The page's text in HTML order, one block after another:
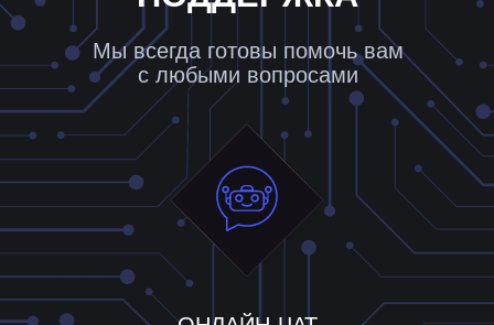
ЧАСТО
ЗАДАВАЕМЫЕ ВОПРОСЫ
Быстрые ответы на наиболее популярные
вопросы
О ПЛАТФОРМЕ
Что такое BF Guru?
Какие возможности предоставляет сервис?